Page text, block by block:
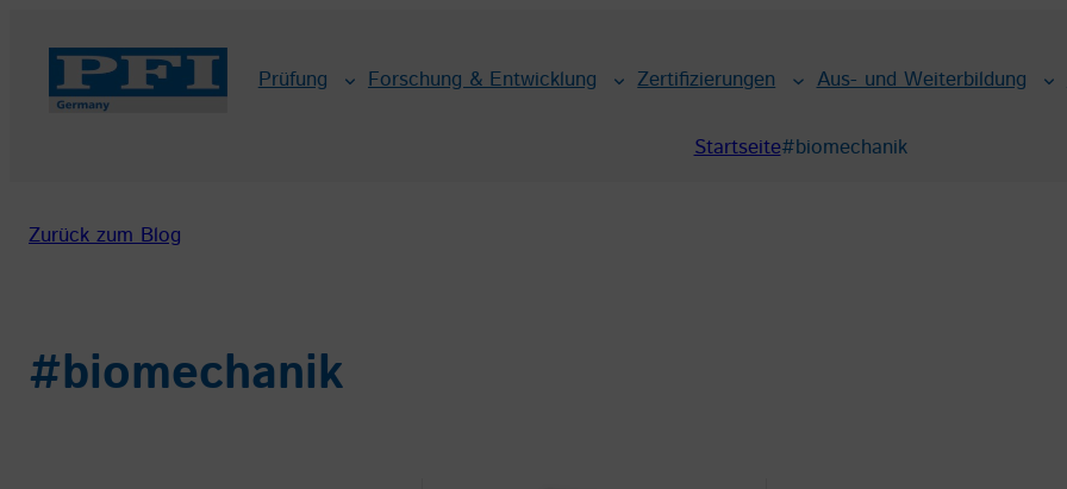
Inhalt
springen
Prüfung Forschung & Entwicklung Zertifizierungen Aus- und Weiterbildung
Startseite#biomechanik
Zurück zum Blog
#biomechanik